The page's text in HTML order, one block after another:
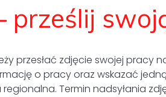
prześlij
przesłać zdjęcie swojej pracy
o pracy oraz wskazać
Termin nadsyłania